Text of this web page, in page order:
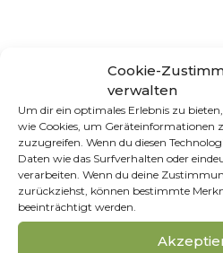
Cookie-
verwalten
Um dir ein optimales Erlebnis zu
wie Cookies, um Geräteinformationen
zuzugreifen. Wenn du diesen
Daten wie das Surfverhalten oder
verarbeiten. Wenn du deine
zurückziehst, können bestimmte
beeinträchtigt werden.
CALTHA
Es wurden keine